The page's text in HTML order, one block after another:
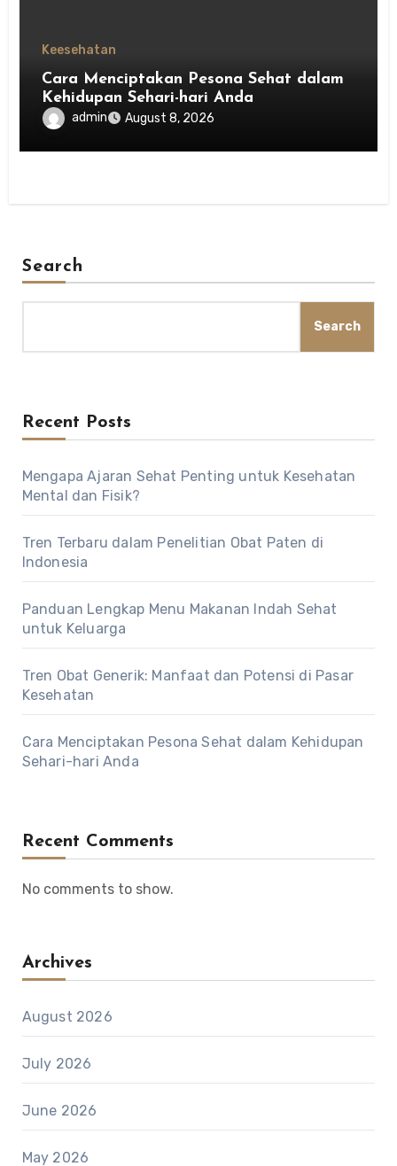
Keesehatan
Cara Menciptakan Pesona Sehat dalam
Kehidupan Sehari-hari Anda
admin August 8, 2026
Search
Search
Recent Posts
Mengapa Ajaran Sehat Penting untuk Kesehatan
Mental dan Fisik?
Tren Terbaru dalam Penelitian Obat Paten di
Indonesia
Panduan Lengkap Menu Makanan Indah Sehat
untuk Keluarga
Tren Obat Generik: Manfaat dan Potensi di Pasar
Kesehatan
Cara Menciptakan Pesona Sehat dalam Kehidupan
Sehari-hari Anda
Recent Comments
No comments to show.
Archives
August 2026
July 2026
June 2026
May 2026